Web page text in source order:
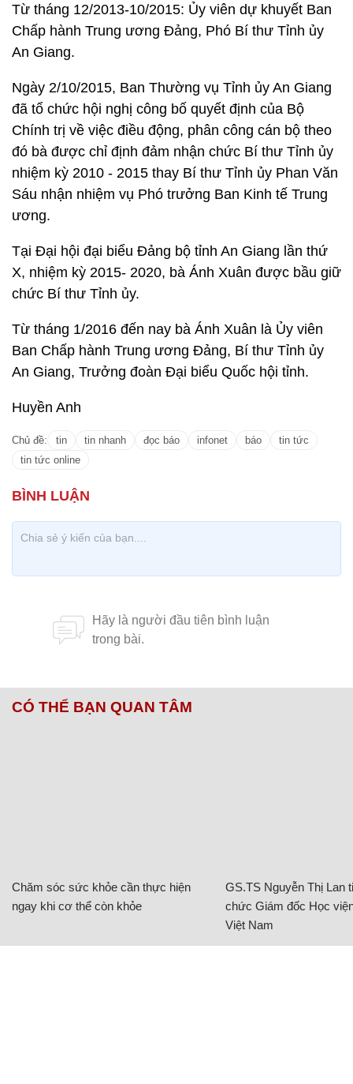
Từ tháng 12/2013-10/2015: Ủy viên dự khuyết Ban
Chấp hành Trung ương Đảng, Phó Bí thư Tỉnh ủy
An Giang.
Ngày 2/10/2015, Ban Thường vụ Tỉnh ủy An Giang
đã tổ chức hội nghị công bố quyết định của Bộ
Chính trị về việc điều động, phân công cán bộ theo
đó bà được chỉ định đảm nhận chức Bí thư Tỉnh ủy
nhiệm kỳ 2010 - 2015 thay Bí thư Tỉnh ủy Phan Văn
Sáu nhận nhiệm vụ Phó trưởng Ban Kinh tế Trung
ương.
Tại Đại hội đại biểu Đảng bộ tỉnh An Giang lần thứ
X, nhiệm kỳ 2015- 2020, bà Ánh Xuân được bầu giữ
chức Bí thư Tỉnh ủy.
Từ tháng 1/2016 đến nay bà Ánh Xuân là Ủy viên
Ban Chấp hành Trung ương Đảng, Bí thư Tỉnh ủy
An Giang, Trưởng đoàn Đại biểu Quốc hội tỉnh.
Huyền Anh
Chủ đề: tin tin nhanh đọc báo infonet báo
tin tức
tin tức online
CÓ THỂ BẠN QUAN TÂM
Chăm sóc sức khỏe cần thực hiện
ngay khi cơ thể còn khỏe
GS.TS Nguyễn Thị Lan
chức Giám đốc Học
Việt Nam